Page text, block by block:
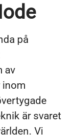
på
av
inom
är svaret
Vi